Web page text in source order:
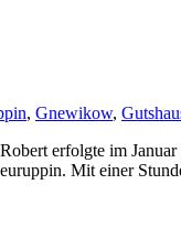
, Gnewikow,
erfolgte im
Mit einer